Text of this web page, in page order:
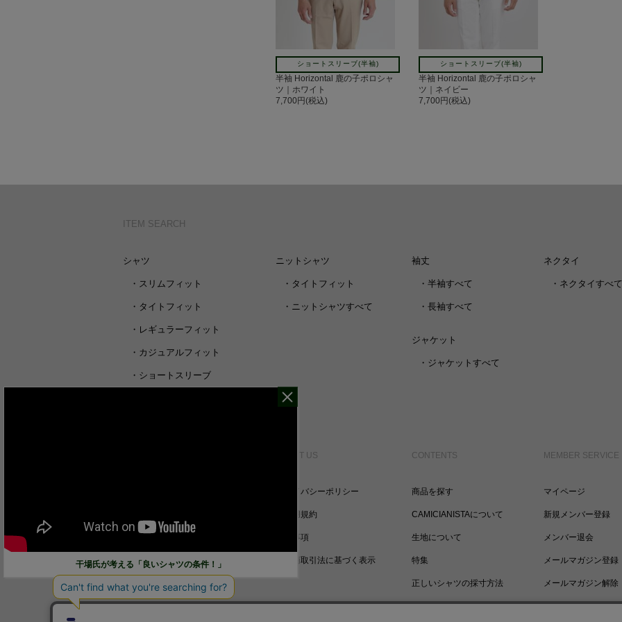
ショートスリーブ(半袖)
半袖 Horizontal 鹿の子ポロシャ
ツ｜ホワイト
7,700円(税込)
ショートスリーブ(半袖)
半袖 Horizontal 鹿の子ポロシャ
ツ｜ネイビー
7,700円(税込)
ITEM SEARCH
シャツ
・ スリムフィット
・ タイトフィット
・ レギュラーフィット
・ カジュアルフィット
・ ショートスリーブ
ニットシャツ
・ タイトフィット
・ ニットシャツすべて
袖丈
・ 半袖すべて
・ 長袖すべて
ジャケット
・ ジャケットすべて
ネクタイ
・ ネクタイすべて
サイズガイド
ご利用ガイド
お問い合わせ
ABOUT US
プライバシーポリシー
ご利用規約
免責事項
特定商取引法に基づく表示
CONTENTS
商品を探す
CAMICIANISTAについて
生地について
特集
正しいシャツの採寸方法
MEMBER SERVICE
マイページ
新規メンバー登録
メンバー退会
メールマガジン登録
メールマガジン解除
ポイントについて
干場氏が考える「良いシャツの条件！」